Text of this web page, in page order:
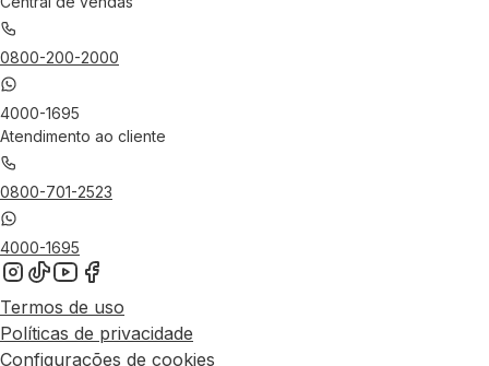
0800-200-2000
4000-1695
Atendimento ao cliente
0800-701-2523
4000-1695
Termos de uso
Políticas de privacidade
Configurações de cookies